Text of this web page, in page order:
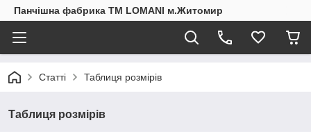
Панчішна фабрика ТМ LOMANI м.Житомир
Статті Таблиця розмірів
Таблиця розмірів